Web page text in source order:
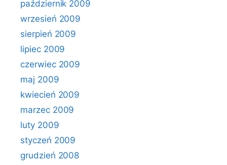
październik 2009
wrzesień 2009
sierpień 2009
lipiec 2009
czerwiec 2009
maj 2009
kwiecień 2009
marzec 2009
luty 2009
styczeń 2009
grudzień 2008